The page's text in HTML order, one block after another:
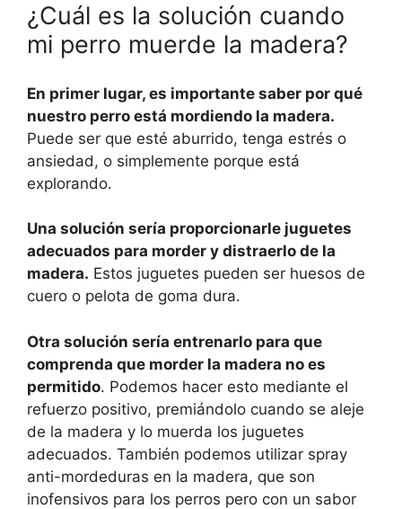
¿Cuál es la solución cuando
mi perro muerde la madera?
En primer lugar, es importante saber por qué
nuestro perro está mordiendo la madera.
Puede ser que esté aburrido, tenga estrés o
ansiedad, o simplemente porque está
explorando.
Una solución sería proporcionarle juguetes
adecuados para morder y distraerlo de la
madera. Estos juguetes pueden ser huesos de
cuero o pelota de goma dura.
Otra solución sería entrenarlo para que
comprenda que morder la madera no es
permitido. Podemos hacer esto mediante el
refuerzo positivo, premiándolo cuando se aleje
de la madera y lo muerda los juguetes
adecuados. También podemos utilizar spray
anti-mordeduras en la madera, que son
inofensivos para los perros pero con un sabor